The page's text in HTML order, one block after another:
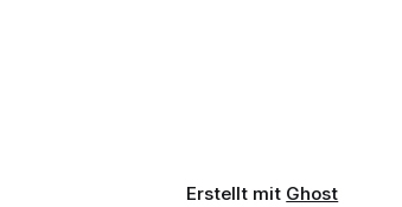
Erstellt mit Ghost